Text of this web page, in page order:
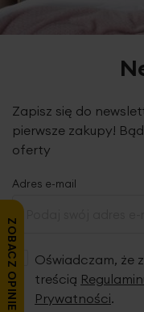
Zapisz się do
pierwsze zakupy!
oferty
Adres e-mail
Oświadczam, że
treścią
Prywatności.
ZOBACZ OPINIE